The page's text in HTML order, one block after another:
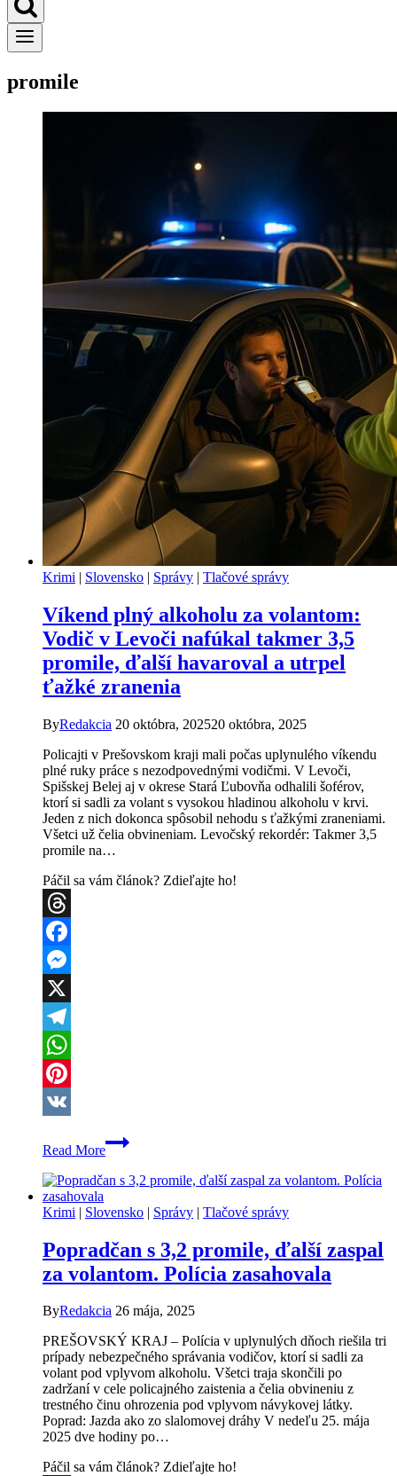
promile
Krimi | Slovensko | Správy | Tlačové správy
Víkend plný alkoholu za volantom:
Vodič v Levoči nafúkal takmer 3,5
promile, ďalší havaroval a utrpel
ťažké zranenia
ByRedakcia 20 októbra, 202520 októbra, 2025
Policajti v Prešovskom kraji mali počas uplynulého víkendu
plné ruky práce s nezodpovednými vodičmi. V Levoči,
Spišskej Belej aj v okrese Stará Ľubovňa odhalili šoférov,
ktorí si sadli za volant s vysokou hladinou alkoholu v krvi.
Jeden z nich dokonca spôsobil nehodu s ťažkými zraneniami.
Všetci už čelia obvineniam. Levočský rekordér: Takmer 3,5
promile na…
Páčil sa vám článok? Zdieľajte ho!
Threads
Facebook
Messenger
X
Telegram
WhatsApp
Pinterest
Read More
Víkend
plný
za
Vodič
Levoči
nafúkal
takmer
promile,
havaroval
a
utrpel
ťažké
zranenia
Krimi | Slovensko | Správy | Tlačové správy
Popradčan s 3,2 promile, ďalší zaspal
za volantom. Polícia zasahovala
ByRedakcia 26 mája, 2025
PREŠOVSKÝ KRAJ – Polícia v uplynulých dňoch riešila tri
prípady nebezpečného správania vodičov, ktorí si sadli za
volant pod vplyvom alkoholu. Všetci traja skončili po
zadržaní v cele policajného zaistenia a čelia obvineniu z
trestného činu ohrozenia pod vplyvom návykovej látky.
Poprad: Jazda ako zo slalomovej dráhy V nedeľu 25. mája
2025 dve hodiny po…
Páčil sa vám článok? Zdieľajte ho!